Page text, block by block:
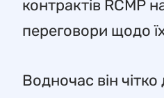
контрактів RCMP
переговори щодо
Водночас він